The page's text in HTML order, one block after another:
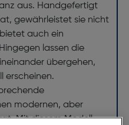
aus. Handgefertigt
gewährleistet sie nicht
auch ein
lassen die
übergehen,
erscheinen.
modernen, aber
Mit diesem Modell